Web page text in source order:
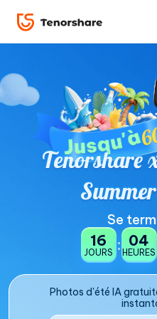
ReiBoot
for iOS
New
iAnyGo
Tenorshare
Se
16
JOURS : 04
HEURES
Photos d'été IA